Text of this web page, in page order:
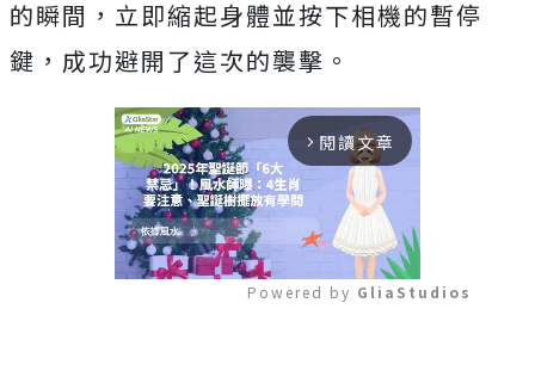
的瞬間，立即縮起身體並按下相機的暫停
鍵，成功避開了這次的襲擊。
arrow_forward_ios 閱讀文章
Powered by GliaStudios